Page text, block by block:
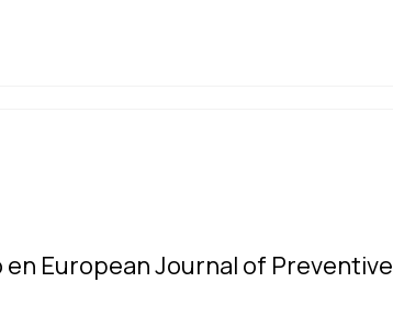
European Journal of Preventive